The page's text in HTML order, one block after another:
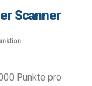
Scanner
Punkte pro